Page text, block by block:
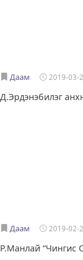
Даам 2019-03-
Д.Эрдэнэбилэг
Даам 2019-02-
Р.Манлай “Чингис